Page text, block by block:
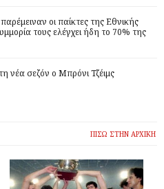
οι παίκτες της Εθνικής
τους ελέγχει ήδη το 70% της
νέα σεζόν ο Μπρόνι Τζέιμς
ΠΙΣΩ ΣΤΗΝ ΑΡΧΙΚΗ